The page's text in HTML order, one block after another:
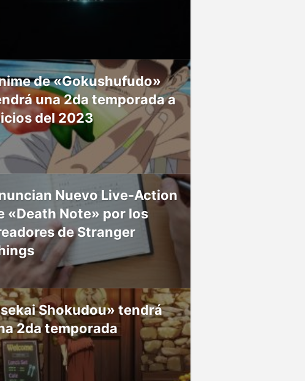
de «Gokushufudo»
una 2da temporada a
del 2023
Nuevo Live-Action
«Death Note» por los
de Stranger
Shokudou» tendrá
2da temporada